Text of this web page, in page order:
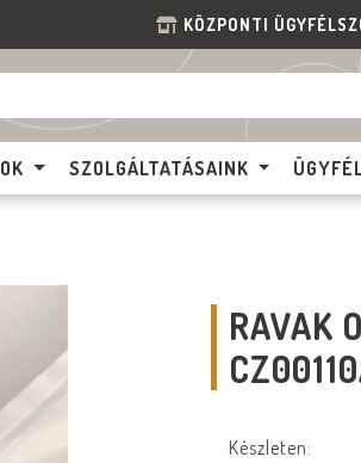
KÖZPONTI
SZOLGÁLTATÁSAINK
RAVAK
Készleten: